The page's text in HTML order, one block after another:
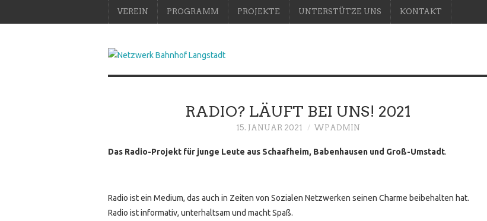
VEREIN PROGRAMM PROJEKTE UNTERSTÜTZE UNS KONTAKT
RADIO? LÄUFT BEI UNS! 2021
15. JANUAR 2021 WPADMIN
Das Radio-Projekt für junge Leute aus Schaafheim, Babenhausen und Groß-Umstadt.
Radio ist ein Medium, das auch in Zeiten von Sozialen Netzwerken seinen Charme beibehalten hat.
Radio ist informativ, unterhaltsam und macht Spaß.